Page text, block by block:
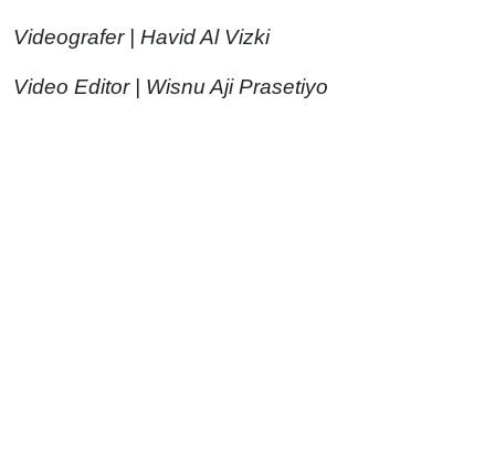
Videografer | Havid Al Vizki
Video Editor | Wisnu Aji Prasetiyo